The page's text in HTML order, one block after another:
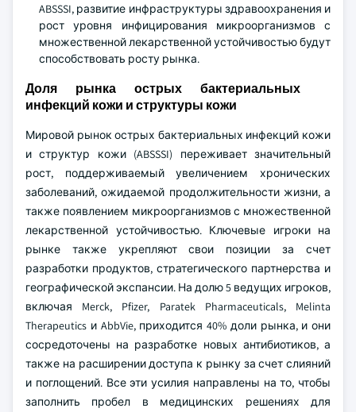
ABSSSI, развитие инфраструктуры здравоохранения и
рост уровня инфицирования микроорганизмов с
множественной лекарственной устойчивостью будут
способствовать росту рынка.
Доля рынка острых бактериальных
инфекций кожи и структуры кожи
Мировой рынок острых бактериальных инфекций кожи
и структур кожи (ABSSSI) переживает значительный
рост, поддерживаемый увеличением хронических
заболеваний, ожидаемой продолжительности жизни, а
также появлением микроорганизмов с множественной
лекарственной устойчивостью. Ключевые игроки на
рынке также укрепляют свои позиции за счет
разработки продуктов, стратегического партнерства и
географической экспансии. На долю 5 ведущих игроков,
включая Merck, Pfizer, Paratek Pharmaceuticals, Melinta
Therapeutics и AbbVie, приходится 40% доли рынка, и они
сосредоточены на разработке новых антибиотиков, а
также на расширении доступа к рынку за счет слияний
и поглощений. Все эти усилия направлены на то, чтобы
заполнить пробел в медицинских решениях для